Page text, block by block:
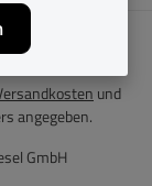
GmbH
und
angegeben.